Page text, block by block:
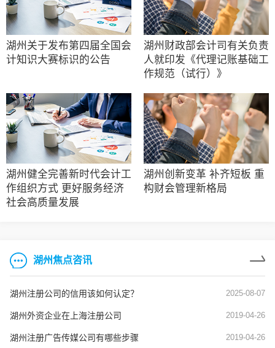
湖州关于发布第四届全国会
计知识大赛标识的公告
湖州财政部会计司有关负责
人就印发《代理记账基础工
作规范（试行）》
湖州健全完善新时代会计工
作组织方式 更好服务经济
社会高质量发展
湖州创新变革 补齐短板 重
构财会管理新格局
湖州焦点咨讯
湖州注册公司的信用该如何认定？ 2025-08-07
湖州外资企业在上海注册公司 2019-04-26
湖州注册广告传媒公司有哪些步骤 2019-04-26